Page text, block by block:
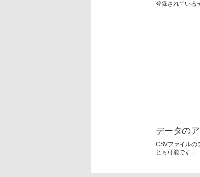
登録されている
データの
CSVファイルの
とも可能です．